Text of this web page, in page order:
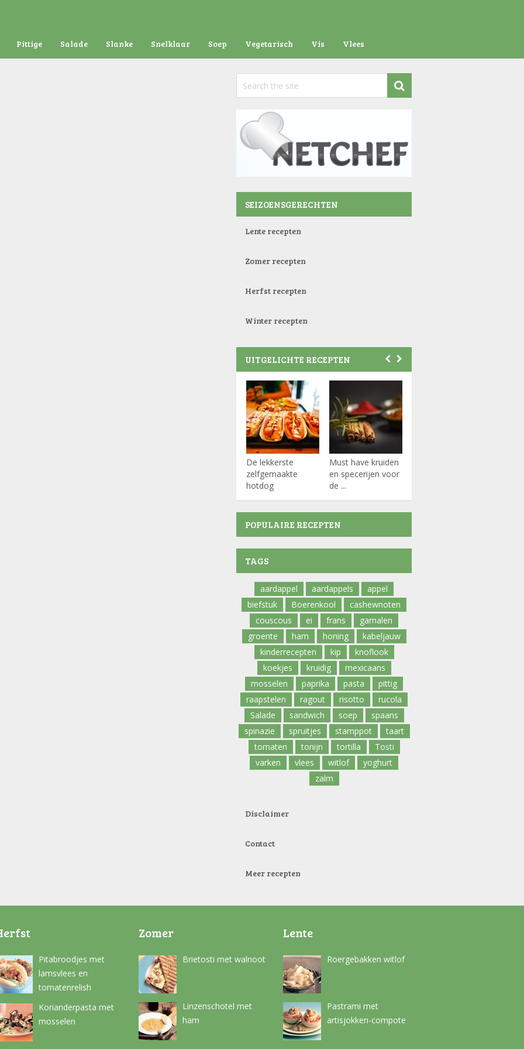
Pittige Salade Slanke Snelklaar Soep Vegetarisch Vis Vlees
SEIZOENSGERECHTEN
Lente recepten
Zomer recepten
Herfst recepten
Winter recepten
UITGELICHTE RECEPTEN
De lekkerste
zelfgemaakte
hotdog
Must have kruiden
en specerijen voor
de ...
POPULAIRE RECEPTEN
TAGS
aardappel aardappels
appel
biefstuk
Boerenkool
cashewnoten
couscous
ei frans
garnalen
groente
ham honing
kabeljauw
kinderrecepten
kip
knoflook
koekjes
kruidig
mexicaans
mosselen
paprika pasta
pittig
raapstelen
ragout risotto
rucola
Salade
sandwich soep
spaans
spinazie
spruitjes stamppot
taart
tomaten
tonijn tortilla
Tosti
varken
vlees witlof
yoghurt
zalm
Disclaimer
Contact
Meer recepten
Pitabroodjes met
lamsvlees en
tomatenrelish
Korianderpasta met
mosselen
Zomer
Brietosti met walnoot
Linzenschotel met
ham
Lente
Roergebakken witlof
Pastrami met
artisjokken-compote